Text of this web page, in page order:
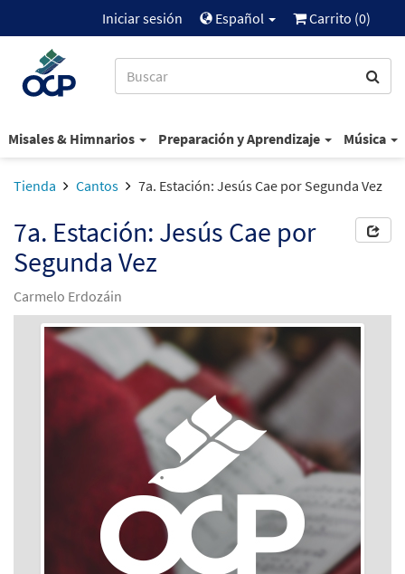
Iniciar sesión Español Carrito (0)
Misales & Himnarios Preparación y Aprendizaje Música
Tienda Cantos 7a. Estación: Jesús Cae por Segunda Vez
7a. Estación: Jesús Cae por
Segunda Vez
Carmelo Erdozáin